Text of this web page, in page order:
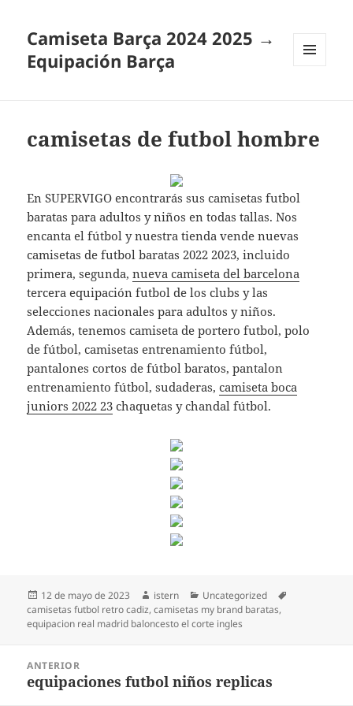
Camiseta Barça 2024 2025 →
Equipación Barça
camisetas de futbol hombre
En SUPERVIGO encontrarás sus camisetas futbol
baratas para adultos y niños en todas tallas. Nos
encanta el fútbol y nuestra tienda vende nuevas
camisetas de futbol baratas 2022 2023, incluido
primera, segunda,nueva camiseta del barcelona
tercera equipación futbol de los clubs y las
selecciones nacionales para adultos y niños.
Además, tenemos camiseta de portero futbol, polo
de fútbol, camisetas entrenamiento fútbol,
pantalones cortos de fútbol baratos, pantalon
entrenamiento fútbol, sudaderas,camiseta boca
juniors 2022 23 chaquetas y chandal fútbol.
Publicado
el
12 de mayo de 2023 Autor
istern Categorías
Uncategorized
camisetas futbol retro cadiz,camisetas my brand baratas,
equipacion real madrid baloncesto el corte ingles
entradas
ANTERIOR
Entrada
equipaciones futbol niños replicas